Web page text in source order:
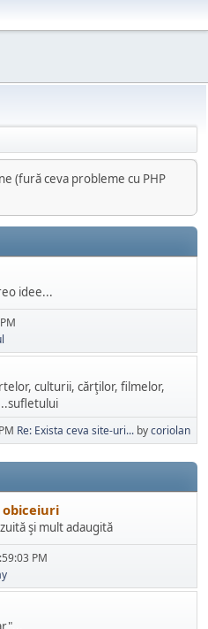
(fură ceva probleme cu PHP
idee...
culturii, cărţilor, filmelor,
Re: Exista ceva site-uri... bycoriolan
obiceiuri
şi mult adaugită
PM